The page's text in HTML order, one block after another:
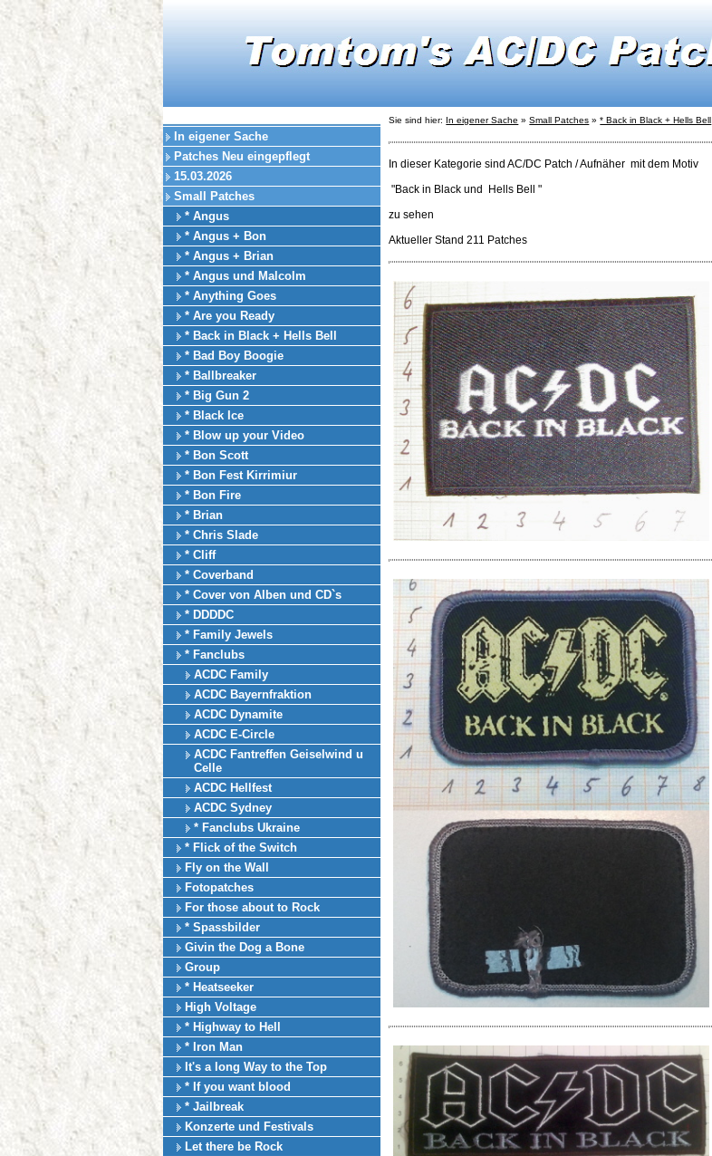
In eigener Sache
Patches Neu eingepflegt
15.03.2026
Small Patches
* Angus
* Angus + Bon
* Angus + Brian
* Angus und Malcolm
* Anything Goes
* Are you Ready
* Back in Black + Hells Bell
* Bad Boy Boogie
* Ballbreaker
* Big Gun 2
* Black Ice
* Blow up your Video
* Bon Scott
* Bon Fest Kirrimiur
* Bon Fire
* Brian
* Chris Slade
* Cliff
* Coverband
* Cover von Alben und CD`s
* DDDDC
* Family Jewels
* Fanclubs
ACDC Family
ACDC Bayernfraktion
ACDC Dynamite
ACDC E-Circle
ACDC Fantreffen Geiselwind u
Celle
ACDC Hellfest
ACDC Sydney
* Fanclubs Ukraine
* Flick of the Switch
Fly on the Wall
Fotopatches
For those about to Rock
* Spassbilder
Givin the Dog a Bone
Group
* Heatseeker
High Voltage
* Highway to Hell
* Iron Man
It's a long Way to the Top
* If you want blood
* Jailbreak
Konzerte und Festivals
Let there be Rock
Sie sind hier: In eigener Sache »Small Patches »* Back in Black + Hells Bell
In dieser Kategorie sind AC/DC Patch / Aufnäher mit dem Motiv
"Back in Black und Hells Bell "
zu sehen
Aktueller Stand 211 Patches